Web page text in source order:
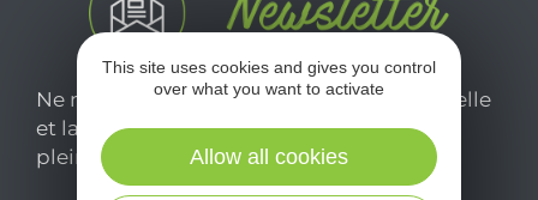
Ne manquez pas notre newsletter mensuelle
et laissez-vous inspirer pour profiter
pleinement de votre séjour en Aveyron.
This site uses cookies and gives you control
over what you want to activate
Allow all cookies